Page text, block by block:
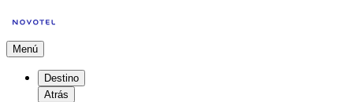
Menú
Destino
Atrás